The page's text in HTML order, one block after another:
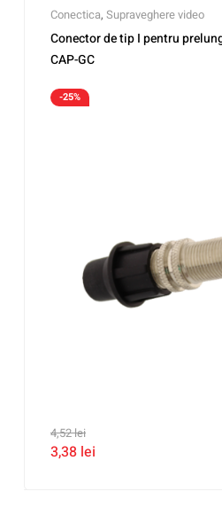
Conectica, Supraveghere video
Conector de tip I pentru
CAP-GC
-25%
4,52lei
3,38 lei